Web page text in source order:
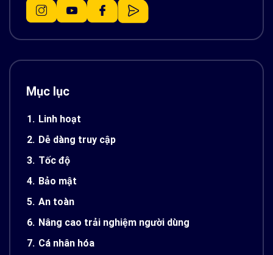
Mục lục
1. Linh hoạt
2. Dễ dàng truy cập
3. Tốc độ
4. Bảo mật
5. An toàn
6. Nâng cao trải nghiệm người dùng
7. Cá nhân hóa